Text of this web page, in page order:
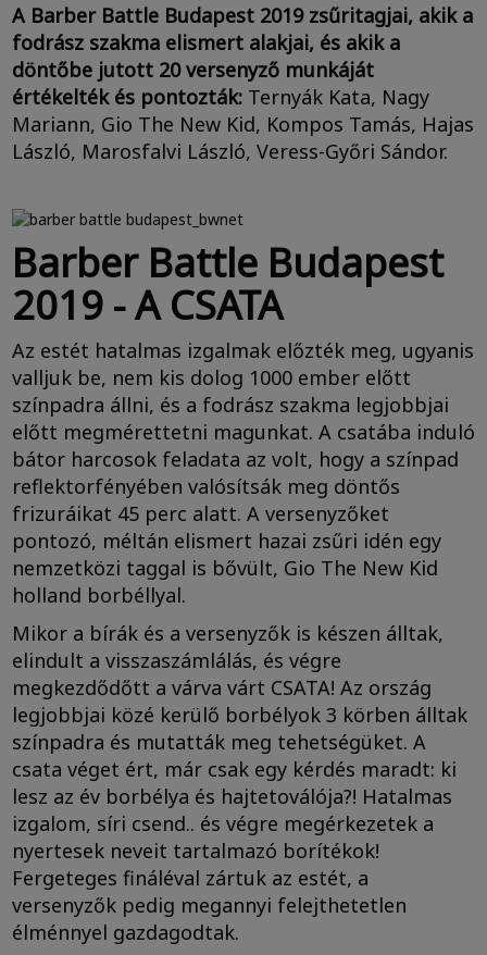
A Barber Battle Budapest 2019 zsűritagjai, akik a
fodrász szakma elismert alakjai, és akik a
döntőbe jutott 20 versenyző munkáját
értékelték és pontozták: Ternyák Kata, Nagy
Mariann, Gio The New Kid, Kompos Tamás, Hajas
László, Marosfalvi László, Veress-Győri Sándor.
Barber Battle Budapest
2019 - A CSATA
Az estét hatalmas izgalmak előzték meg, ugyanis
valljuk be, nem kis dolog 1000 ember előtt
színpadra állni, és a fodrász szakma legjobbjai
előtt megmérettetni magunkat. A csatába induló
bátor harcosok feladata az volt, hogy a színpad
reflektorfényében valósítsák meg döntős
frizuráikat 45 perc alatt. A versenyzőket
pontozó, méltán elismert hazai zsűri idén egy
nemzetközi taggal is bővült, Gio The New Kid
holland borbéllyal.
Mikor a bírák és a versenyzők is készen álltak,
elindult a visszaszámlálás, és végre
megkezdődőtt a várva várt CSATA! Az ország
legjobbjai közé kerülő borbélyok 3 körben álltak
színpadra és mutatták meg tehetségüket. A
csata véget ért, már csak egy kérdés maradt: ki
lesz az év borbélya és hajtetoválója?! Hatalmas
izgalom, síri csend.. és végre megérkezetek a
nyertesek neveit tartalmazó borítékok!
Fergeteges fináléval zártuk az estét, a
versenyzők pedig megannyi felejthetetlen
élménnyel gazdagodtak.